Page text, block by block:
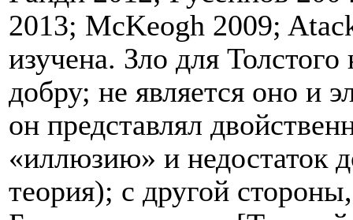
2013; McKeogh 2009;
изучена. Зло для
добру; не является оно и
он представлял
«иллюзию» и недостаток
теория); с другой